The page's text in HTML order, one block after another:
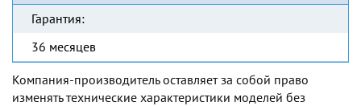
Гарантия:
36 месяцев
Компания-производитель оставляет за собой право
изменять технические характеристики моделей без